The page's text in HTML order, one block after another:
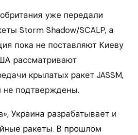
уже передали
Storm Shadow/SCALP, а
пока не поставляют Киеву
рассматривают
крылатых ракет JASSM,
не подтверждены.
Украина разрабатывает и
ракеты. В прошлом